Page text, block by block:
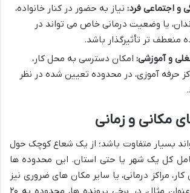
و اجتماعی فرد: نیاز به حضور در کنار خانواده،
یا وضعیت درمانی خاص می تواند در
منعطف تر تأثیرگذار باشد.
و آموزشی: امکان دسترسی به محل کار،
حرفه آموزی، در محدوده تعیین شده در نظر
مکانی و زمانی
بسیار متفاوت باشد؛ از یک شعاع کوچک حول
کل یک شهر یا حتی استان. این محدوده ها
مراکز درمانی، یا سایر مکان های ضروری نیز